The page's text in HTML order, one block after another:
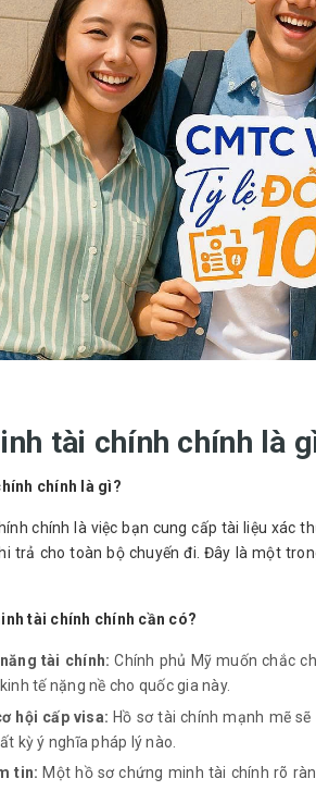
tài chính chính là
chính là gì?
chính là việc bạn cung cấp tài liệu xác
trả cho toàn bộ chuyến đi. Đây là một
tài chính chính cần có?
tài chính: Chính phủ Mỹ muốn chắc
tế nặng nề cho quốc gia này.
hội cấp visa: Hồ sơ tài chính mạnh mẽ
kỳ ý nghĩa pháp lý nào.
tin: Một hồ sơ chứng minh tài chính rõ